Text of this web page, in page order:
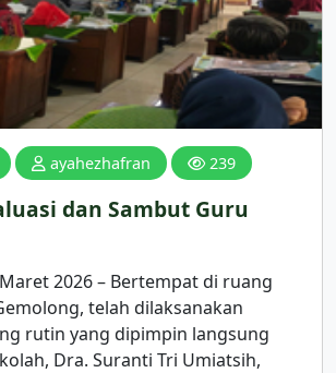
ayahezhafran 239
dan Sambut Guru
2026 – Bertempat di ruang
telah dilaksanakan
rutin yang dipimpin langsung
Dra. Suranti Tri Umiatsih,